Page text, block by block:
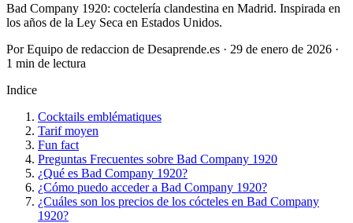
Bad Company 1920: coctelería clandestina en Madrid. Inspirada en
los años de la Ley Seca en Estados Unidos.
Por Equipo de redaccion de Desaprende.es · 29 de enero de 2026 ·
1 min de lectura
Indice
Cocktails emblématiques
Tarif moyen
Fun fact
Preguntas Frecuentes sobre Bad Company 1920
¿Qué es Bad Company 1920?
¿Cómo puedo acceder a Bad Company 1920?
¿Cuáles son los precios de los cócteles en Bad Company
1920?